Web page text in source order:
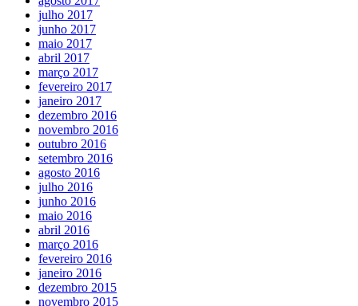
julho 2017
junho 2017
maio 2017
abril 2017
março 2017
fevereiro 2017
janeiro 2017
dezembro 2016
novembro 2016
outubro 2016
setembro 2016
agosto 2016
julho 2016
junho 2016
maio 2016
abril 2016
março 2016
fevereiro 2016
janeiro 2016
dezembro 2015
novembro 2015